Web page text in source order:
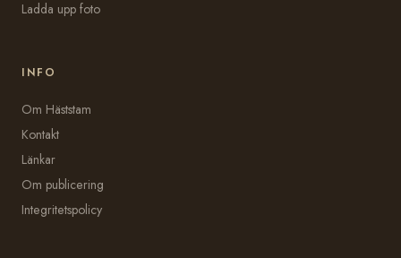
Ladda upp foto
INFO
Om Häststam
Kontakt
Länkar
Om publicering
Integritetspolicy